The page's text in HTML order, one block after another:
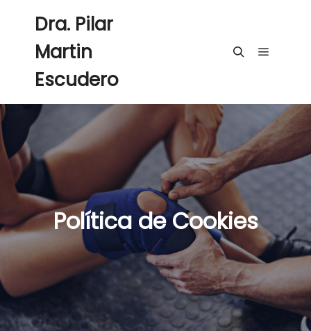
Dra. Pilar
Martin
Escudero
Política de Cookies